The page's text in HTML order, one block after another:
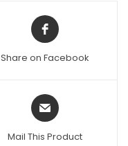
Share on Facebook
Mail This Product